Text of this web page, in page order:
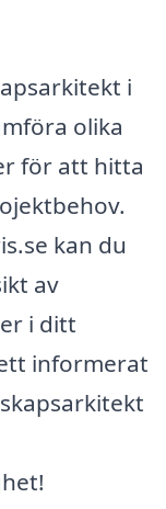
i
olika
för att hitta
kan du
av
i ditt
informerat